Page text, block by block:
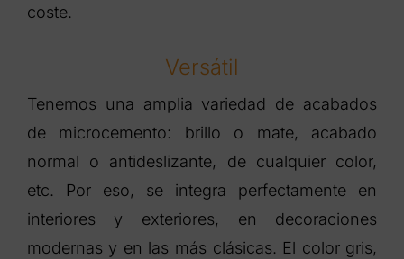
coste.
Versátil
Tenemos una amplia variedad de acabados
de microcemento: brillo o mate, acabado
normal o antideslizante, de cualquier color,
etc. Por eso, se integra perfectamente en
interiores y exteriores, en decoraciones
modernas y en las más clásicas. El color gris,